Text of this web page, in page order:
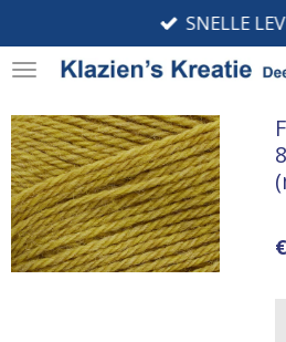
direct
naar
hoofdinhoud
SNELLE